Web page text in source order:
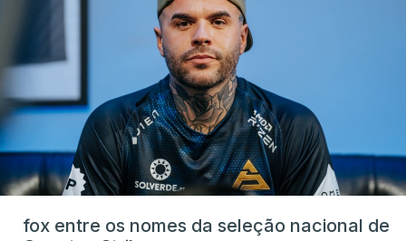
fox entre os nomes da seleção nacional de